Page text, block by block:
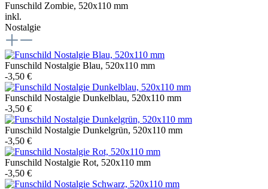
Funschild Zombie, 520x110 mm
inkl.
Nostalgie
Funschild Nostalgie Blau, 520x110 mm
-3,50 €
Funschild Nostalgie Dunkelblau, 520x110 mm
-3,50 €
Funschild Nostalgie Dunkelgrün, 520x110 mm
-3,50 €
Funschild Nostalgie Rot, 520x110 mm
-3,50 €